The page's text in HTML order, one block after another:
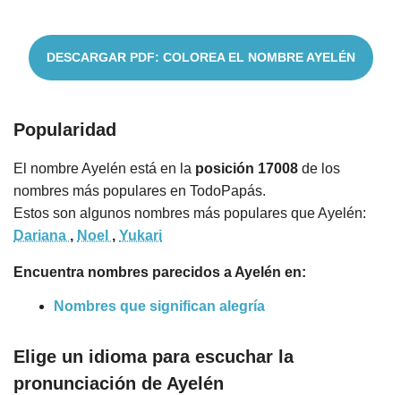
DESCARGAR PDF: COLOREA EL NOMBRE AYELÉN
Popularidad
El nombre Ayelén está en la posición 17008 de los
nombres más populares en TodoPapás.
Estos son algunos nombres más populares que Ayelén:
Dariana , Noel , Yukari
Encuentra nombres parecidos a Ayelén en:
Nombres que significan alegría
Elige un idioma para escuchar la
pronunciación de Ayelén